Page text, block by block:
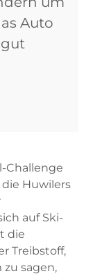
Auto
Challenge
Huwilers
auf Ski-
die
Treibstoff,
sagen,